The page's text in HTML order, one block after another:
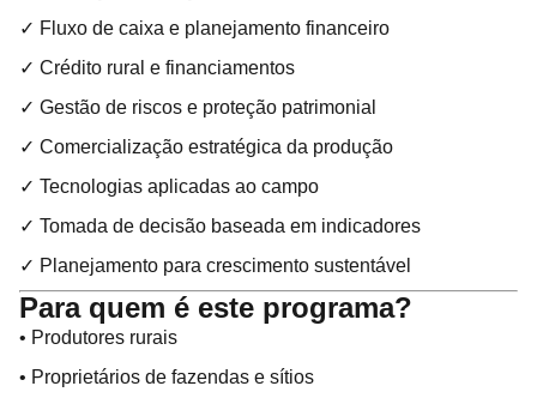
✓ Fluxo de caixa e planejamento financeiro
✓ Crédito rural e financiamentos
✓ Gestão de riscos e proteção patrimonial
✓ Comercialização estratégica da produção
✓ Tecnologias aplicadas ao campo
✓ Tomada de decisão baseada em indicadores
✓ Planejamento para crescimento sustentável
Para quem é este programa?
• Produtores rurais
• Proprietários de fazendas e sítios